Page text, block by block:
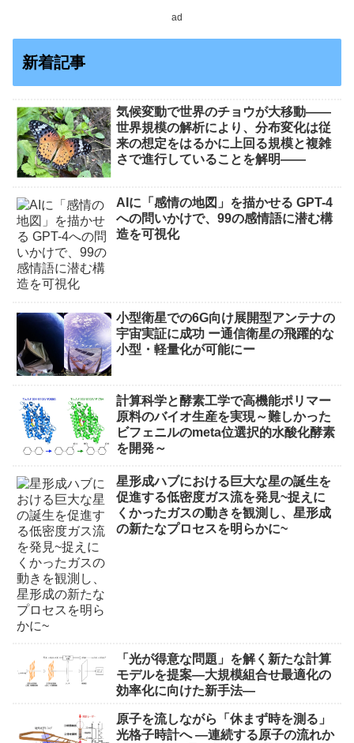
ad
新着記事
気候変動で世界のチョウが大移動――
世界規模の解析により、分布変化は従
来の想定をはるかに上回る規模と複雑
さで進行していることを解明――
AIに「感情の地図」を描かせる GPT-4
への問いかけで、99の感情語に潜む構
造を可視化
小型衛星での6G向け展開型アンテナの
宇宙実証に成功 ー通信衛星の飛躍的な
小型・軽量化が可能にー
計算科学と酵素工学で高機能ポリマー
原料のバイオ生産を実現～難しかった
ビフェニルのmeta位選択的水酸化酵素
を開発～
星形成ハブにおける巨大な星の誕生を
促進する低密度ガス流を発見~捉えに
くかったガスの動きを観測し、星形成
の新たなプロセスを明らかに~
「光が得意な問題」を解く新たな計算
モデルを提案―大規模組合せ最適化の
効率化に向けた新手法―
原子を流しながら「休まず時を測る」
光格子時計へ ―連続する原子の流れか